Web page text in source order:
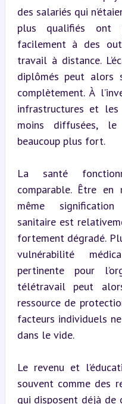
des salariés qui
plus qualifiés ont
facilement à des
travail à distance.
diplômés peut alors
complètement. À
infrastructures et les
moins diffusées,
beaucoup plus fort.
La santé
comparable. Être en
même signification
sanitaire est
fortement dégradé.
vulnérabilité
pertinente pour
télétravail peut
ressource de
facteurs individuels
dans le vide.
Le revenu et
souvent comme des
qui disposent déjà de